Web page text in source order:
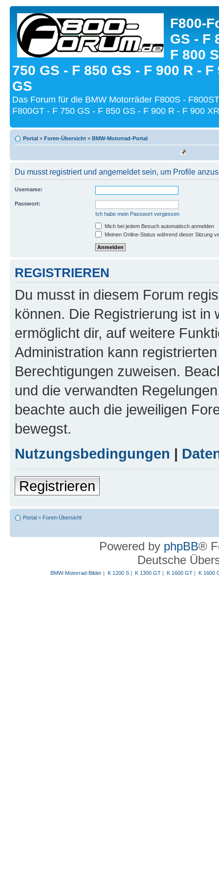
F800-
GS - F
F 800
750 GS - F 850 GS - F 900 R - F
GS
Das Forum für die BMW Motorräder F800S -
F800GT - F 750 GS - F 850 GS - F 900 R - F 900
Portal » Foren-Übersicht » BMW-Motorrad-Portal
Du musst registriert und angemeldet sein, um Profile
Username:
Passwort:
Ich habe mein Passwort vergessen
Mich bei jedem Besuch automatisch anmelden
Meinen Online-Status während dieser Sitzung
REGISTRIEREN
Du musst in diesem Forum
können. Die Registrierung ist in
ermöglicht dir, auf weitere
Administration kann
Berechtigungen zuweisen.
und die verwandten
beachte auch die jeweiligen
bewegst.
Nutzungsbedingungen |
Registrieren
Portal » Foren-Übersicht
Powered by phpBB®
Deutsche
BMW-Motorrad-Bilder| K 1200 S| K 1300 GT| K 1600 GT| K 1600